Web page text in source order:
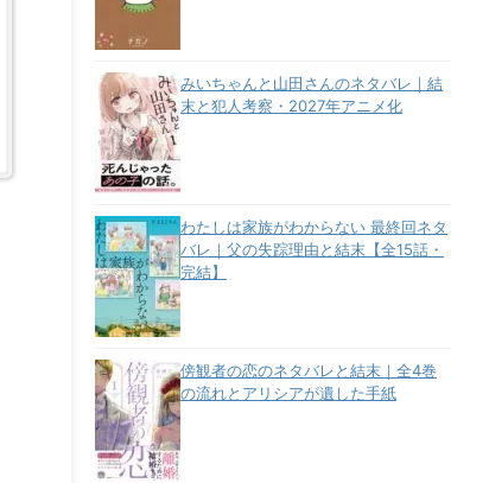
みいちゃんと山田さんのネタバレ｜結
末と犯人考察・2027年アニメ化
わたしは家族がわからない 最終回ネタ
バレ｜父の失踪理由と結末【全15話・
完結】
傍観者の恋のネタバレと結末｜全4巻
の流れとアリシアが遺した手紙